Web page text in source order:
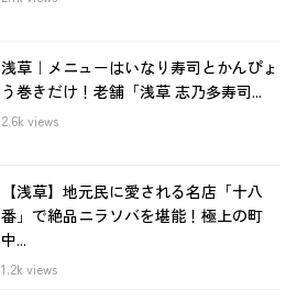
浅草｜メニューはいなり寿司とかんぴょ
う巻きだけ！老舗「浅草 志乃多寿司...
2.6k views
【浅草】地元民に愛される名店「十八
番」で絶品ニラソバを堪能！極上の町
中...
1.2k views